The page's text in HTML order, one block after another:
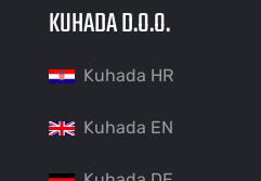
KUHADA D.O.O.
Kuhada HR
Kuhada EN